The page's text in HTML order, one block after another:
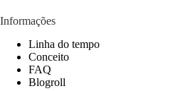
Informações
Linha do tempo
Conceito
FAQ
Blogroll